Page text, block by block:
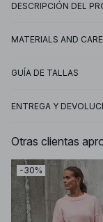
DESCRIPCIÓN DEL
MATERIALS AND CARE
GUÍA DE TALLAS
ENTREGA Y
Otras clientas
-30%